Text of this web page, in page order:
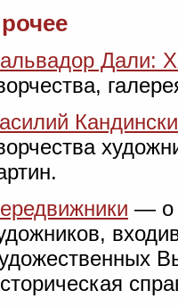
Дали:
— о